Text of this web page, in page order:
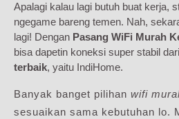
Apalagi kalau lagi butuh buat kerja,
ngegame bareng temen. Nah,
lagi! Dengan Pasang WiFi Murah
bisa dapetin koneksi super stabil dari
terbaik, yaitu IndiHome.
Banyak banget pilihan wifi
sesuaikan sama kebutuhan lo.